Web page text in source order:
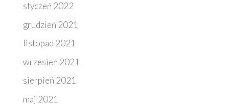
styczeń 2022
grudzień 2021
listopad 2021
wrzesień 2021
sierpień 2021
maj 2021